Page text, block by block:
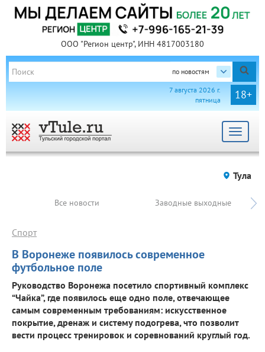
ООО "Регион центр", ИНН 4817003180
по новостям
18+
7 августа 2026 г.
пятница
Toggle
Тула
Все новости Заводные выходные
В Воронеже появилось современное
футбольное поле
Спорт
Руководство Воронежа посетило спортивный комплекс
“Чайка”, где появилось еще одно поле, отвечающее
самым современным требованиям: искусственное
покрытие, дренаж и систему подогрева, что позволит
вести процесс тренировок и соревнований круглый год.